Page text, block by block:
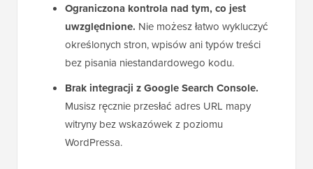
Ograniczona kontrola nad tym, co jest
uwzględnione. Nie możesz łatwo wykluczyć
określonych stron, wpisów ani typów treści
bez pisania niestandardowego kodu.
Brak integracji z Google Search Console.
Musisz ręcznie przesłać adres URL mapy
witryny bez wskazówek z poziomu
WordPressa.